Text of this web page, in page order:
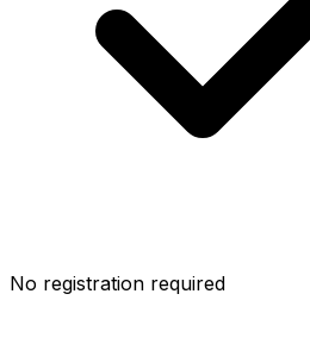
No registration required